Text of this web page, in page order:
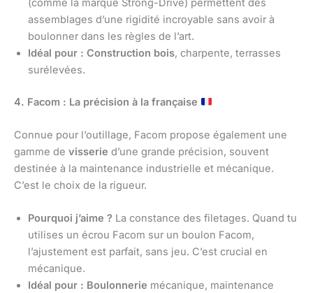
(comme la marque Strong-Drive) permettent des
assemblages d’une rigidité incroyable sans avoir à
boulonner dans les règles de l’art.
Idéal pour : Construction bois, charpente, terrasses
surélevées.
4. Facom : La précision à la française
Connue pour l’outillage, Facom propose également une
gamme de visserie d’une grande précision, souvent
destinée à la maintenance industrielle et mécanique.
C’est le choix de la rigueur.
Pourquoi j’aime ? La constance des filetages. Quand tu
utilises un écrou Facom sur un boulon Facom,
l’ajustement est parfait, sans jeu. C’est crucial en
mécanique.
Idéal pour : Boulonnerie mécanique, maintenance